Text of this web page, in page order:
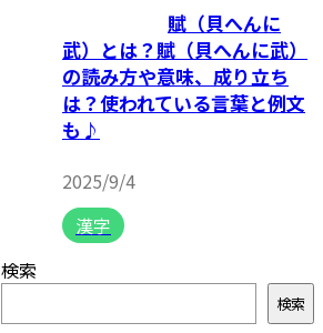
賦（貝へんに
武）とは？賦（貝へんに武）
の読み方や意味、成り立ち
は？使われている言葉と例文
も♪
2025/9/4
漢字
検索
検索